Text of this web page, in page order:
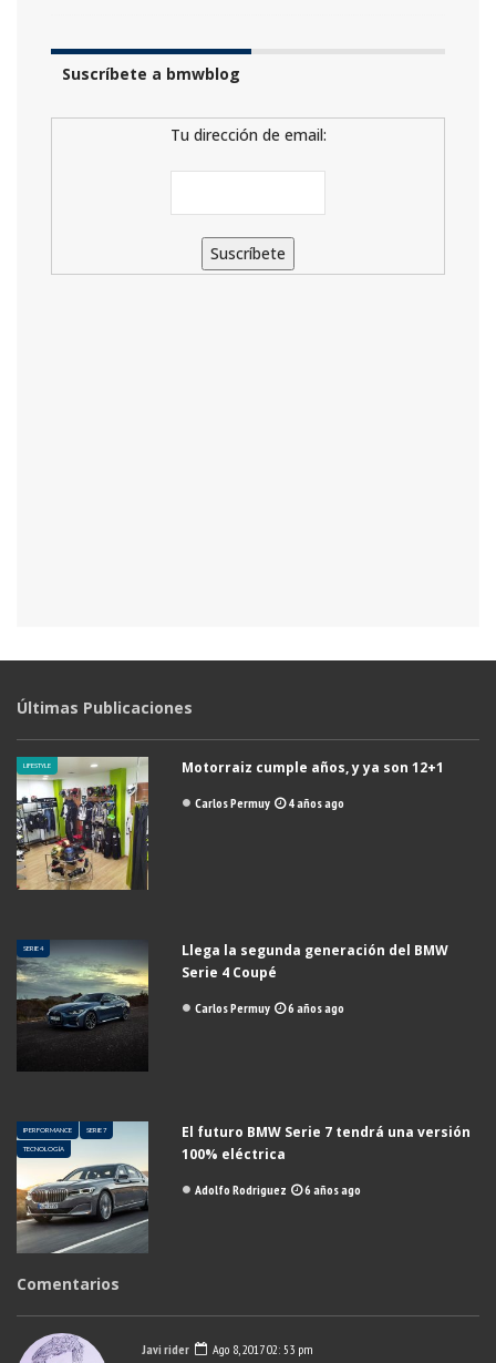
Suscríbete a bmwblog
Tu dirección de email:
Últimas Publicaciones
LIFESTYLE Motorraiz cumple años, y ya son 12+1
Carlos Permuy 4 años ago
SERIE 4
Llega la segunda generación del BMW
Serie 4 Coupé
Carlos Permuy 6 años ago
IPERFORMANCE SERIE 7
TECNOLOGÍA
El futuro BMW Serie 7 tendrá una versión
100% eléctrica
Adolfo Rodriguez 6 años ago
Comentarios
Javi rider Ago 8, 2017 02: 53 pm